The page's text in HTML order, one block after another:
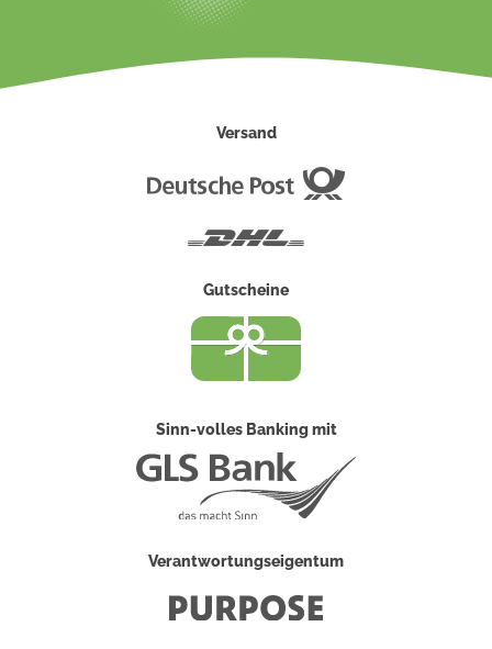
Versand
Gutscheine
Sinn-volles Banking mit
Verantwortungseigentum